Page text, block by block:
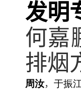
发明
何嘉
排烟
周汝， 于振